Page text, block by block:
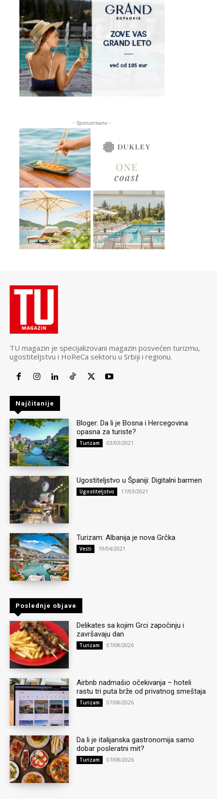
- Sponzorisano -
TU magazin je specijalizovani magazin posvećen turizmu,
ugostiteljstvu i HoReCa sektoru u Srbiji i regionu.
Najčitanije
Bloger: Da li je Bosna i Hercegovina
opasna za turiste?
Turizam 03/03/2021
Ugostiteljstvo u Španiji: Digitalni barmen
Ugostiteljstvo 17/03/2021
Turizam: Albanija je nova Grčka
Vesti 19/04/2021
Poslednje objave
Delikates sa kojim Grci započinju i
završavaju dan
Turizam 07/08/2026
Airbnb nadmašio očekivanja – hoteli
rastu tri puta brže od privatnog smeštaja
Turizam 07/08/2026
Da li je italijanska gastronomija samo
dobar posleratni mit?
Turizam 07/08/2026